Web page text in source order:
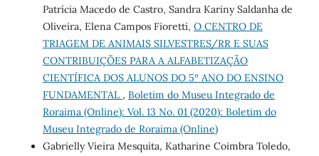
Patrícia Macedo de Castro, Sandra Kariny Saldanha de
Oliveira, Elena Campos Fioretti, O CENTRO DE
TRIAGEM DE ANIMAIS SILVESTRES/RR E SUAS
CONTRIBUIÇÕES PARA A ALFABETIZAÇÃO
CIENTÍFICA DOS ALUNOS DO 5º ANO DO ENSINO
FUNDAMENTAL , Boletim do Museu Integrado de
Roraima (Online): Vol. 13 No. 01 (2020): Boletim do
Museu Integrado de Roraima (Online)
Gabrielly Vieira Mesquita, Katharine Coimbra Toledo,